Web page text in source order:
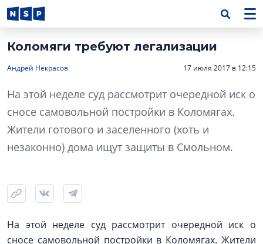
Коломяги требуют легализации
Андрей Некрасов 17 июля 2017 в 12:15
На этой неделе суд рассмотрит очередной иск о
сносе самовольной постройки в Коломягах.
Жители готового и заселенного (хоть и
незаконно) дома ищут защиты в Смольном.
На этой неделе суд рассмотрит очередной иск о
сносе самовольной постройки в Коломягах. Жители